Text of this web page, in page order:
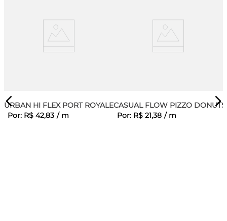
URBAN HI FLEX PORT ROYALE
Por: R$ 42,83 / m
CASUAL FLOW PIZZO DONUTS
Por: R$ 21,38 / m